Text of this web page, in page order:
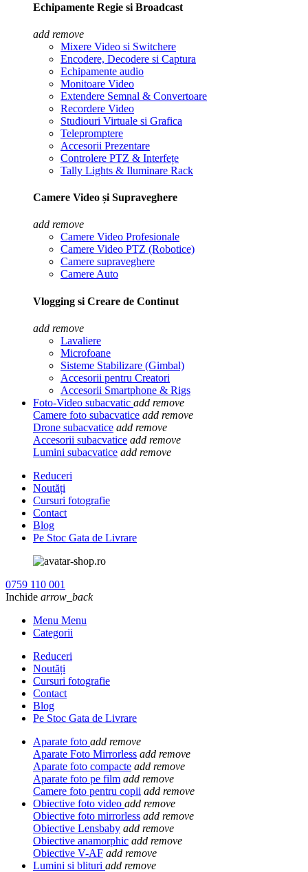
Echipamente Regie si Broadcast
add remove
Mixere Video si Switchere
Encodere, Decodere si Captura
Echipamente audio
Monitoare Video
Extendere Semnal & Convertoare
Recordere Video
Studiouri Virtuale si Grafica
Telepromptere
Accesorii Prezentare
Controlere PTZ & Interfețe
Tally Lights & Iluminare Rack
Camere Video și Supraveghere
add remove
Camere Video Profesionale
Camere Video PTZ (Robotice)
Camere supraveghere
Camere Auto
Vlogging si Creare de Continut
add remove
Lavaliere
Microfoane
Sisteme Stabilizare (Gimbal)
Accesorii pentru Creatori
Accesorii Smartphone & Rigs
Foto-Video subacvatic add remove
Camere foto subacvatice add remove
Drone subacvatice add remove
Accesorii subacvatice add remove
Lumini subacvatice add remove
Reduceri
Noutăți
Cursuri fotografie
Contact
Blog
Pe Stoc Gata de Livrare
0759 110 001
Inchide arrow_back
Menu Menu
Categorii
Reduceri
Noutăți
Cursuri fotografie
Contact
Blog
Pe Stoc Gata de Livrare
Aparate foto add remove
Aparate Foto Mirrorless add remove
Aparate foto compacte add remove
Aparate foto pe film add remove
Camere foto pentru copii add remove
Obiective foto video add remove
Obiective foto mirrorless add remove
Obiective Lensbaby add remove
Obiective anamorphic add remove
Obiective V-AF add remove
Lumini si blituri add remove